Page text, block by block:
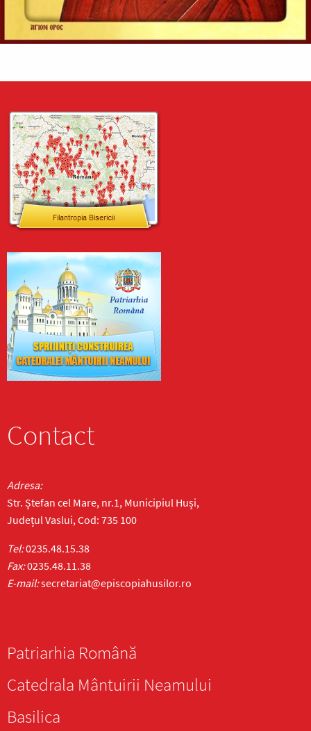
Contact
Adresa:
Str. Ștefan cel Mare, nr.1, Municipiul Huși,
Județul Vaslui, Cod: 735 100
Tel:0235.48.15.38
Fax:0235.48.11.38
E-mail:secretariat@episcopiahusilor.ro
Patriarhia Română
Catedrala Mântuirii Neamului
Basilica